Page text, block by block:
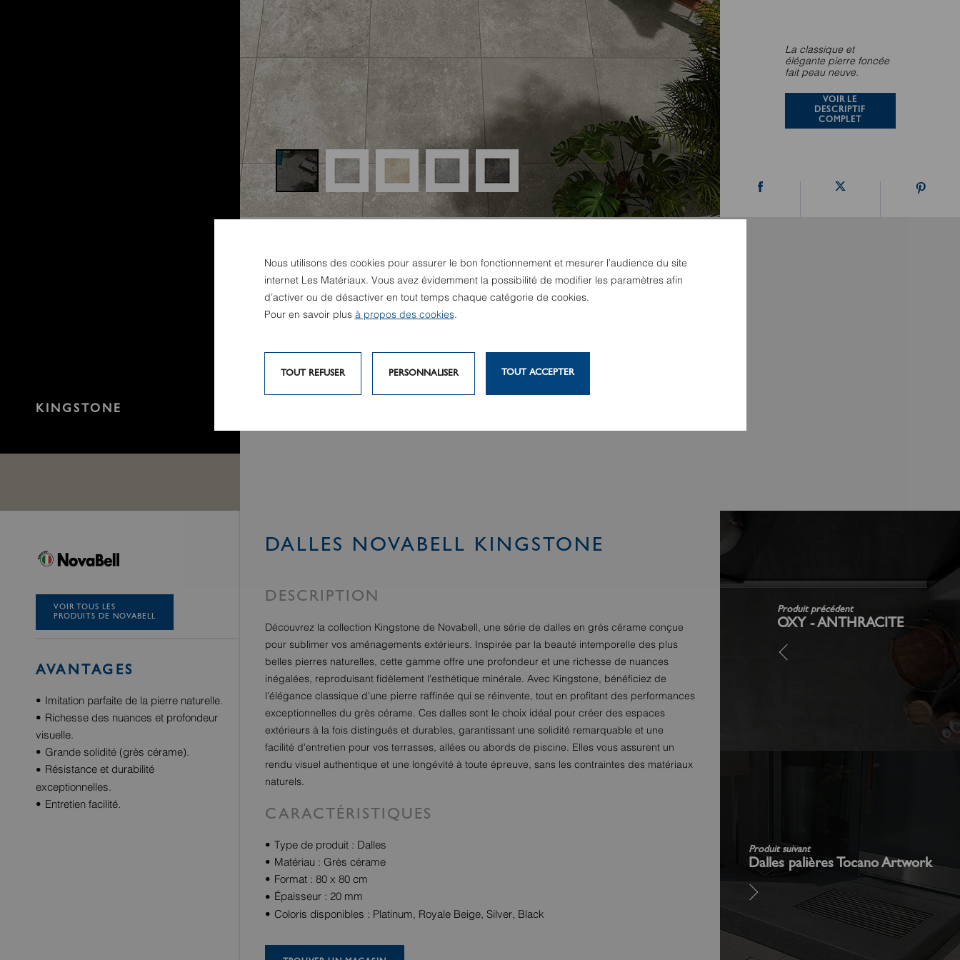
KINGSTONE
La classique et
élégante pierre foncée
fait peau neuve.
VOIR LE
DESCRIPTIF
COMPLET
VOIR TOUS LES
PRODUITS DE NOVABELL
AVANTAGES
Imitation parfaite de la pierre naturelle.
Richesse des nuances et profondeur
visuelle.
Grande solidité (grès cérame).
Résistance et durabilité
exceptionnelles.
Entretien facilité.
DALLES NOVABELL KINGSTONE
DESCRIPTION
Découvrez la collection Kingstone de Novabell, une série de dalles en grès cérame conçue
pour sublimer vos aménagements extérieurs. Inspirée par la beauté intemporelle des plus
belles pierres naturelles, cette gamme offre une profondeur et une richesse de nuances
inégalées, reproduisant fidèlement l'esthétique minérale. Avec Kingstone, bénéficiez de
l'élégance classique d'une pierre raffinée qui se réinvente, tout en profitant des performances
exceptionnelles du grès cérame. Ces dalles sont le choix idéal pour créer des espaces
extérieurs à la fois distingués et durables, garantissant une solidité remarquable et une
facilité d'entretien pour vos terrasses, allées ou abords de piscine. Elles vous assurent un
rendu visuel authentique et une longévité à toute épreuve, sans les contraintes des matériaux
naturels.
CARACTÉRISTIQUES
Type de produit : Dalles
Matériau : Grès cérame
Format : 80 x 80 cm
Épaisseur : 20 mm
Coloris disponibles : Platinum, Royale Beige, Silver, Black
Produit précédent
OXY - ANTHRACITE
Produit suivant
Dalles palières Tocano Artwork
Nous utilisons des cookies pour assurer le bon fonctionnement et mesurer l’audience du site
internet Les Matériaux. Vous avez évidemment la possibilité de modifier les paramètres afin
d’activer ou de désactiver en tout temps chaque catégorie de cookies.
Pour en savoir plus à propos des cookies.
TOUT REFUSER PERSONNALISER TOUT ACCEPTER